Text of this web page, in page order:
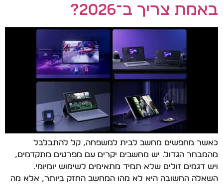
באמת צריך ב־2026?
כאשר מחפשים מחשב לבית למשפחה, קל להתבלבל
מהמבחר הגדול. יש מחשבים יקרים עם מפרטים מתקדמים,
ויש דגמים זולים שלא תמיד מתאימים לשימוש יומיומי.
השאלה החשובה היא לא מהו המחשב החזק ביותר, אלא מה